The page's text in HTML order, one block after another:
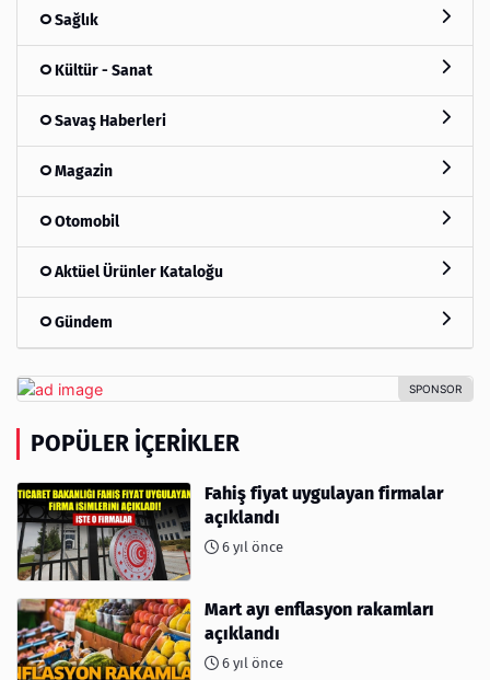
Sağlık
Kültür - Sanat
Savaş Haberleri
Magazin
Otomobil
Aktüel Ürünler Kataloğu
Gündem
POPÜLER İÇERIKLER
Fahiş fiyat uygulayan firmalar
açıklandı
6 yıl önce
Mart ayı enflasyon rakamları
açıklandı
6 yıl önce